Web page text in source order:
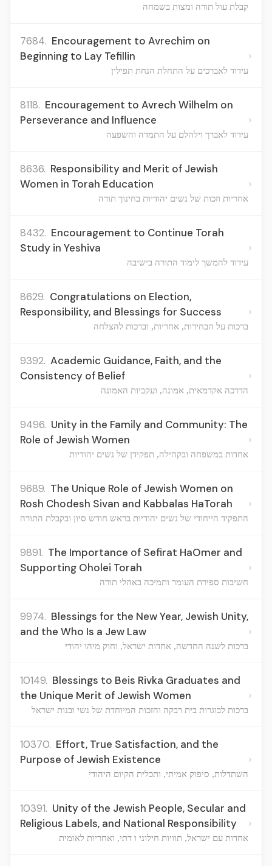
קבלת עול תורה ומצות בשמחה
7684. Encouragement to Avrechim on
Beginning to Lay Tefillin
עידוד לאברכים על התחלת הנחת תפילין
›
8118. Encouragement to Avrech Wilhelm on
Perseverance and Influence
עידוד לאברך וילהלם על התמדה והשפעה
›
8636. Responsibility and Merit of Jewish
Women in Torah Education
אחריות וזכות של נשים יהודיות בחינוך תורה
›
8432. Encouragement to Continue Torah
Study in Yeshiva
עידוד להמשך לימוד התורה בישיבה
›
8629. Congratulations on Election,
Responsibility, and Blessings for Success
ברכות על הבחירות, אחריות, וברכות להצלחה
›
9392. Academic Guidance, Faith, and the
Consistency of Belief
הדרכה אקדמאית, אמונה, ועקביות האמונה
›
9496. Unity in the Family and Community: The
Role of Jewish Women
אחדות במשפחה ובקהילה, תפקידן של נשים יהודיות
›
9689. The Unique Role of Jewish Women on
Rosh Chodesh Sivan and Kabbalas HaTorah
התפקיד הייחודי של נשים יהודיות בראש חודש סיון ובקבלת התורה
›
9891. The Importance of Sefirat HaOmer and
Supporting Oholei Torah
חשיבות ספירת העומר ותמיכה באהלי תורה
›
9974. Blessings for the New Year, Jewish Unity,
and the Who Is a Jew Law
ברכות לשנה החדשה, אחדות ישראל, וחוק מיהו יהודי
›
10149. Blessings to Beis Rivka Graduates and
the Unique Merit of Jewish Women
ברכות לבוגרות בית רבקה והזכות המיוחדת של נשי ובנות ישראל
›
10370. Effort, True Satisfaction, and the
Purpose of Jewish Existence
השתדלות, סיפוק אמיתי, ותכלית הקיום היהודי
›
10391. Unity of the Jewish People, Secular and
Religious Labels, and National Responsibility
אחדות עם ישראל, תוויות חילוני ו דתי, ואחריות לאומית
›